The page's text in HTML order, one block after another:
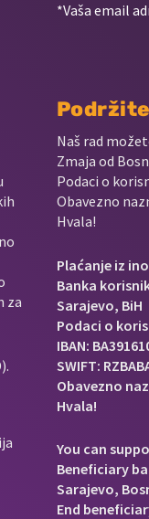
*Vaša email
za
Naš rad
Zmaja od
Podaci o
Obavezno
Hvala!
Plaćanje iz
Banka
Sarajevo, BiH
Podaci o
IBAN:
SWIFT:
Obavezno
Hvala!
You can
Beneficiary
Sarajevo,
End